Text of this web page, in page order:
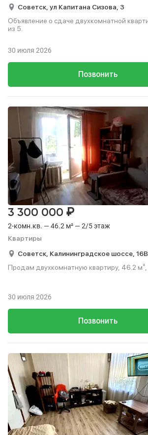
Советск, ул Капитана Сизова, 3
Объявление о сдаче двухкомнатной
из 5.
Позвонить
30 июля 2026
2-комн.кв. — 46.2 м² — 2/5 этаж
Квартиры
3 300 000 ₽
Советск, Калининградское шоссе,
Продам двухкомнатную квартиру, 46.2 м²,
Позвонить
30 июля 2026